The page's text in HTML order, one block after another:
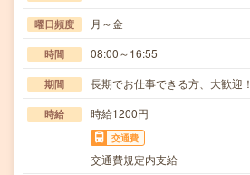
曜日頻度 月～金
時間 08:00～16:55
期間 長期でお仕事できる方、大歓迎！
時給 時給1200円
交通費
交通費規定内支給